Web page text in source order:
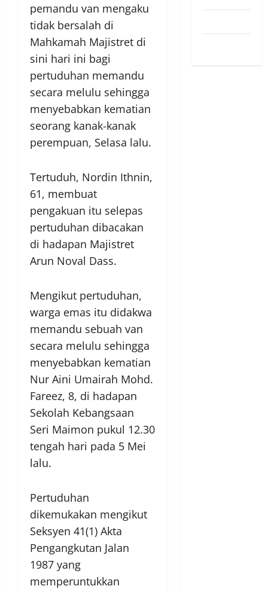
pemandu van mengaku
tidak bersalah di
Mahkamah Majistret di
sini hari ini bagi
pertuduhan memandu
secara melulu sehingga
menyebabkan kematian
seorang kanak-kanak
perempuan, Selasa lalu.
Tertuduh, Nordin Ithnin,
61, membuat
pengakuan itu selepas
pertuduhan dibacakan
di hadapan Majistret
Arun Noval Dass.
Mengikut pertuduhan,
warga emas itu didakwa
memandu sebuah van
secara melulu sehingga
menyebabkan kematian
Nur Aini Umairah Mohd.
Fareez, 8, di hadapan
Sekolah Kebangsaan
Seri Maimon pukul 12.30
tengah hari pada 5 Mei
lalu.
Pertuduhan
dikemukakan mengikut
Seksyen 41(1) Akta
Pengangkutan Jalan
1987 yang
memperuntukkan